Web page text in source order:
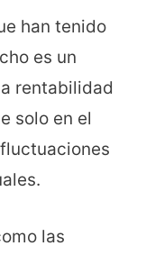
han tenido
es un
rentabilidad
solo en el
las